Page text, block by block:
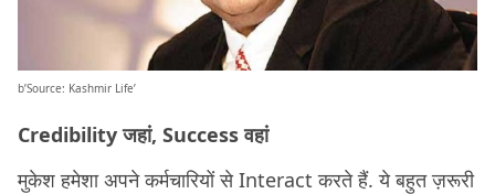
b’Source: Kashmir Life’
Credibility जहां, Success वहां
मुकेश हमेशा अपने कर्मचारियों से Interact करते हैं. ये बहुत ज़रूरी